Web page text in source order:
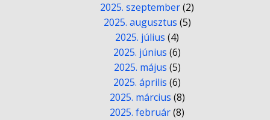
2025. szeptember(2)
2025. augusztus (5)
2025. július (4)
2025. június (6)
2025. május (5)
2025. április (6)
2025. március (8)
2025. február(8)